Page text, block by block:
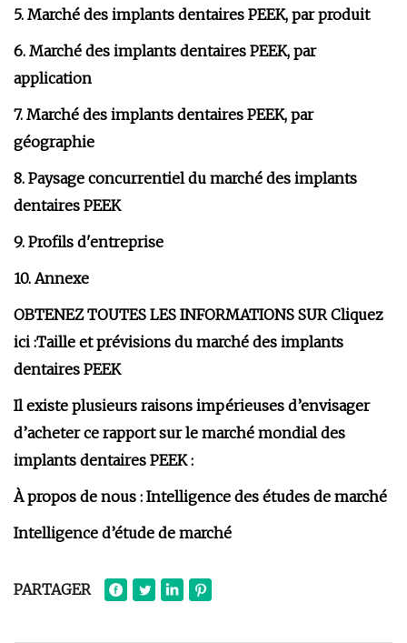
5. Marché des implants dentaires PEEK, par produit
6. Marché des implants dentaires PEEK, par
application
7. Marché des implants dentaires PEEK, par
géographie
8. Paysage concurrentiel du marché des implants
dentaires PEEK
9. Profils d'entreprise
10. Annexe
OBTENEZ TOUTES LES INFORMATIONS SUR Cliquez
ici :Taille et prévisions du marché des implants
dentaires PEEK
Il existe plusieurs raisons impérieuses d’envisager
d’acheter ce rapport sur le marché mondial des
implants dentaires PEEK :
À propos de nous : Intelligence des études de marché
Intelligence d’étude de marché
PARTAGER